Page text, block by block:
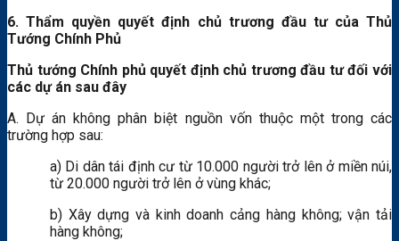
6. Thẩm quyền quyết định chủ trương đầu tư của Thủ
Tướng Chính Phủ
Thủ tướng Chính phủ quyết định chủ trương đầu tư đối với
các dự án sau đây
A. Dự án không phân biệt nguồn vốn thuộc một trong các
trường hợp sau:
a) Di dân tái định cư từ 10.000 người trở lên ở miền núi,
từ 20.000 người trở lên ở vùng khác;
b) Xây dựng và kinh doanh cảng hàng không; vận tải
hàng không;